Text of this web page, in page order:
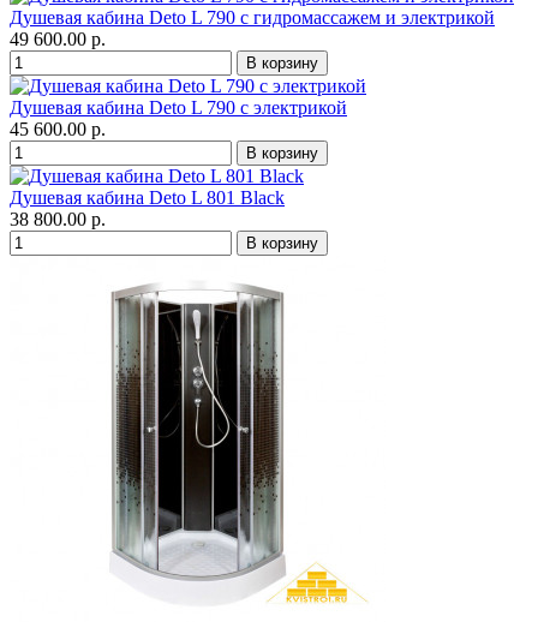
Душевая кабина Deto L 790 с гидромассажем и электрикой
49 600.00 р.
Душевая кабина Deto L 790 с электрикой
45 600.00 р.
Душевая кабина Deto L 801 Black
38 800.00 р.